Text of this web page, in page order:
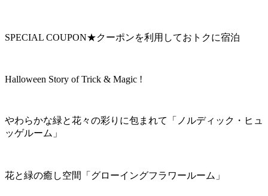
SPECIAL COUPON★クーポンを利用しておトクに宿泊
Halloween Story of Trick & Magic !
やわらかな緑と花々の彩りに包まれて「ノルディック・ヒュ
ッゲルーム」
花と緑の癒し空間「グローイングフラワールーム」